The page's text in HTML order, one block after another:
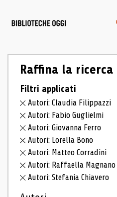
Raffina la ricerca
Filtri applicati
Autori: Claudia Filippazzi
Autori: Fabio Guglielmi
Autori: Giovanna Ferro
Autori: Lorella Bono
Autori: Matteo Corradini
Autori: Raffaella Magnano
Autori: Stefania Chiavero